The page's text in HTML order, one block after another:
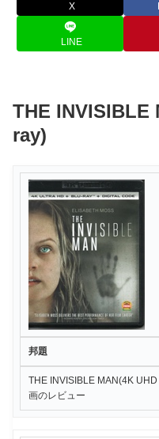
X
LINE
THE INVISIBLE
ray)
邦題
THE INVISIBLE MAN(4K
画のレビュー